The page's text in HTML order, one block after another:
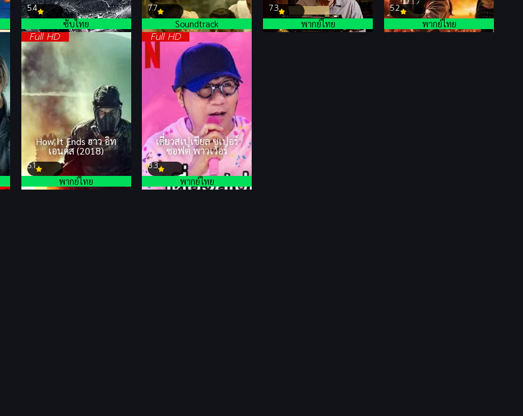
5.4
ซับไทย
7.7
Soundtrack
7.3
พากย์ไทย
5.2
พากย์ไทย
Full HD
How It Ends ฮาว อิท
เอนด์ส (2018)
5.1
พากย์ไทย
Full HD
เดี่ยวสเปเชียล ซูเปอร์
ซอฟต์ พาวเวอร์
8.3
พากย์ไทย